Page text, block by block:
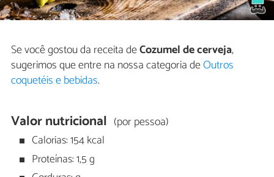
Se você gostou da receita deCozumel de cerveja,
sugerimos que entre na nossa categoria deOutros
coquetéis e bebidas.
Valor nutricional (por pessoa)
Calorias: 154 kcal
Proteínas: 1,5 g